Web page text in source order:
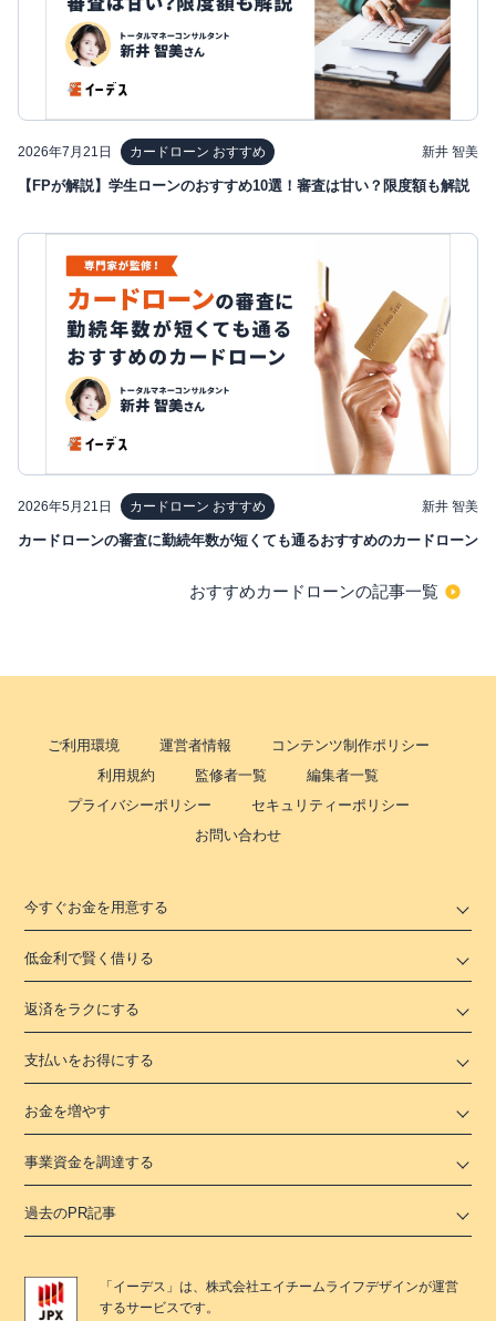
2026年7月21日 カードローン おすすめ 新井 智美
【FPが解説】学生ローンのおすすめ10選！審査は甘い？限度額も解説
2026年5月21日 カードローン おすすめ 新井 智美
カードローンの審査に勤続年数が短くても通るおすすめのカードローン
おすすめカードローンの記事一覧
ご利用環境 運営者情報
コンテンツ制作ポリシー
利用規約
監修者一覧
編集者一覧
プライバシーポリシー
セキュリティーポリシー
お問い合わせ
今すぐお金を用意する
低金利で賢く借りる
返済をラクにする
支払いをお得にする
お金を増やす
事業資金を調達する
過去のPR記事
「 イーデス 」は、株式会社エイチームライフデザインが運営
するサービスです。